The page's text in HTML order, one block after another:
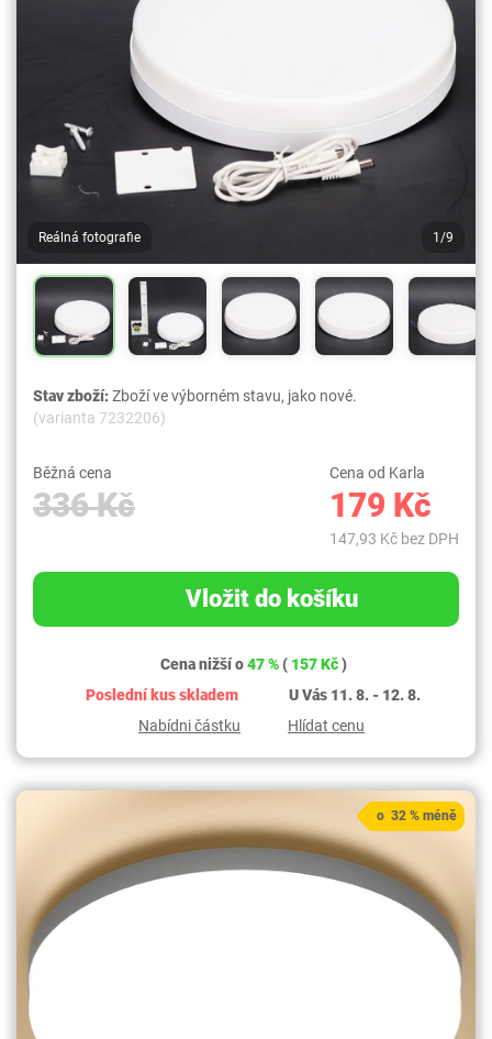
Reálná fotografie 1/9
Stav zboží:Zboží ve výborném stavu, jako nové.
(varianta 7232206)
Běžná cena
336 Kč
Cena od Karla
179 Kč
147,93 Kč bez DPH
Vložit do košíku
Cena nižší o47 %(157 Kč)
Poslední kus skladem
U Vás 11. 8. - 12. 8.
Nabídni částku
Hlídat cenu
o 32 % méně